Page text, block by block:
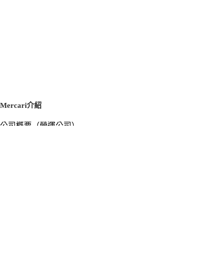
Mercari介紹
公司概要（營運公司）